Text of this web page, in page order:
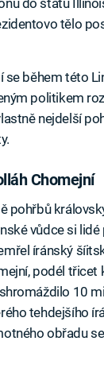
do státu
tělo
se během této
politikem
nejdelší
Chomejní
pohřbů
vůdce si
íránský
podél
10
tehdejšího
obřadu